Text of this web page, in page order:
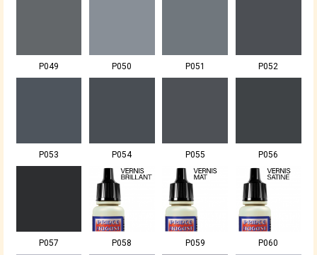
P049 P050 P051 P052
P053 P054 P055 P056
P057 P058 P059 P060